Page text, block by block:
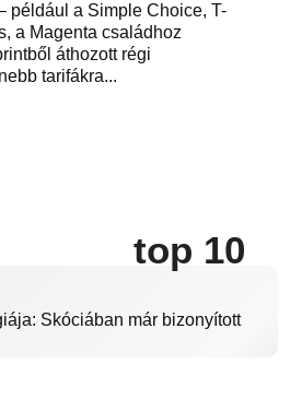
például a Simple Choice, T-
a Magenta családhoz
áthozott régi
tarifákra...
top 10
Skóciában már bizonyított